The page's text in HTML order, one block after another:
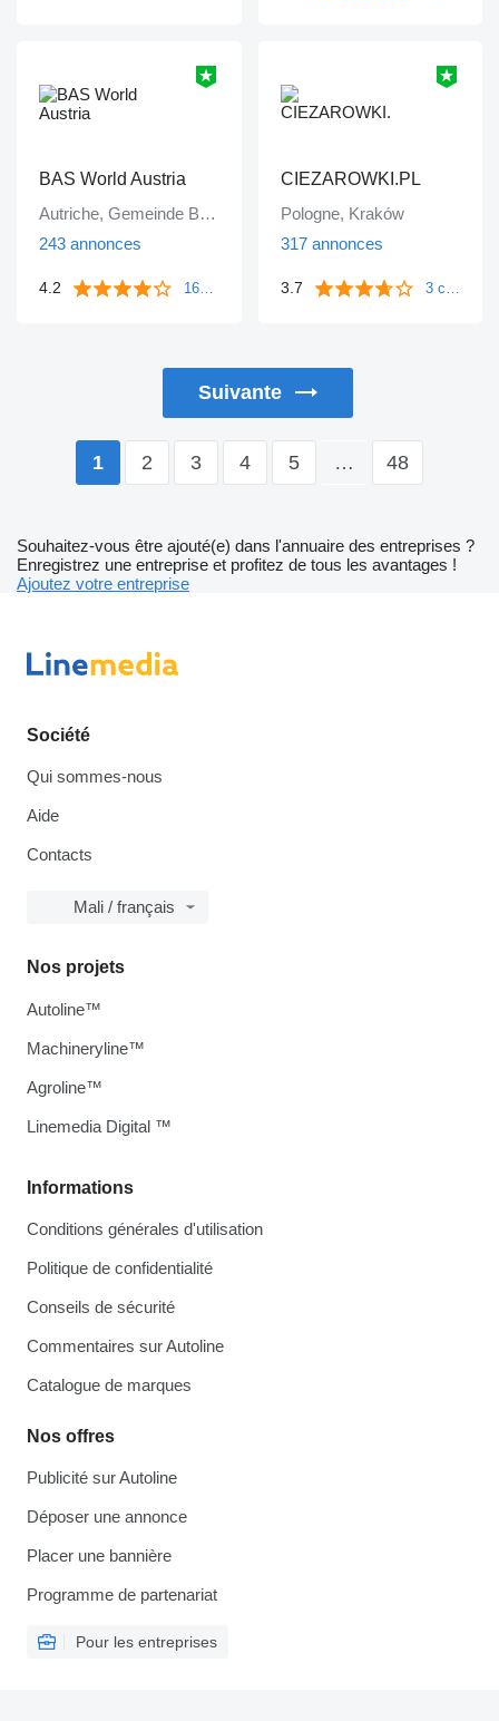
BAS World Austria
Autriche, Gemeinde Bruck an der Leitha
243 annonces
4.2
CIEZAROWKI.PL
Pologne, Kraków
317 annonces
3.7
Suivante
1 2 3 4 5 … 48
Souhaitez-vous être ajouté(e) dans l'annuaire des entreprises ?
Enregistrez une entreprise et profitez de tous les avantages !
Ajoutez votre entreprise
Société
Qui sommes-nous
Aide
Contacts
Mali / français
Informations
Conditions générales d'utilisation
Politique de confidentialité
Conseils de sécurité
Commentaires sur Autoline
Catalogue de marques
Nos offres
Publicité sur Autoline
Déposer une annonce
Placer une bannière
Programme de partenariat
Pour les entreprises
Nos projets
Autoline™
Machineryline™
Agroline™
Linemedia Digital ™